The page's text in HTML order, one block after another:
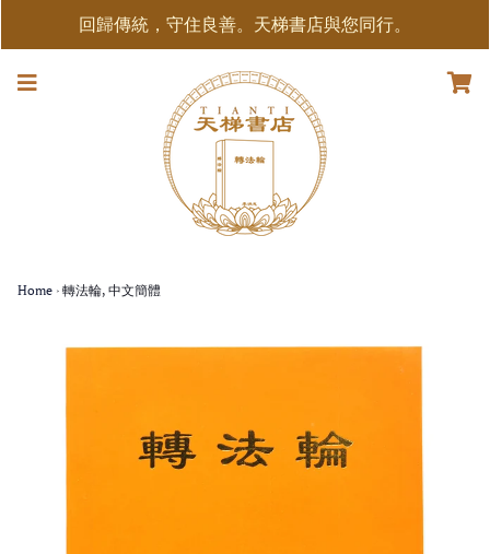
回歸傳統，守住良善。天梯書店與您同行。
Home › 轉法輪, 中文簡體